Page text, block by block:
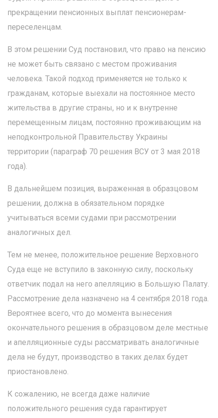
прекращении пенсионных выплат пенсионерам-
переселенцам.
В этом решении Суд постановил, что право на пенсию
не может быть связано с местом проживания
человека. Такой подход применяется не только к
гражданам, которые выехали на постоянное место
жительства в другие страны, но и к внутренне
перемещенным лицам, постоянно проживающим на
неподконтрольной Правительству Украины
территории (параграф 70 решения ВСУ от 3 мая 2018
года).
В дальнейшем позиция, выраженная в образцовом
решении, должна в обязательном порядке
учитываться всеми судами при рассмотрении
аналогичных дел.
Тем не менее, положительное решение Верховного
Суда еще не вступило в законную силу, поскольку
ответчик подал на него апелляцию в Большую Палату.
Рассмотрение дела назначено на 4 сентября 2018 года.
Вероятнее всего, что до момента вынесения
окончательного решения в образцовом деле местные
и апелляционные суды рассматривать аналогичные
дела не будут, производство в таких делах будет
приостановлено.
К сожалению, не всегда даже наличие
положительного решения суда гарантирует